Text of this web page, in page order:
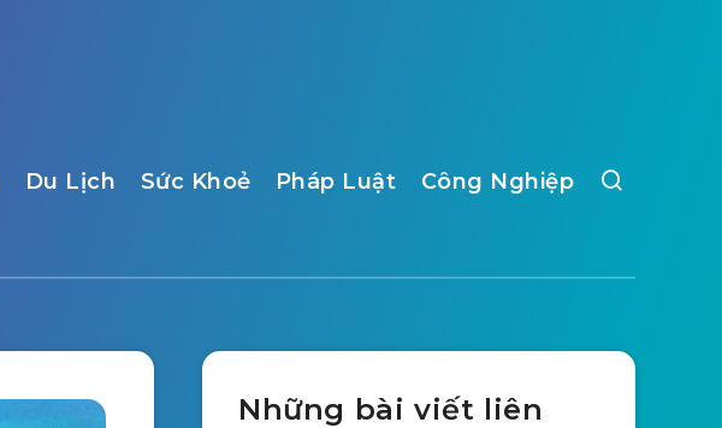
Du Lịch Sức Khoẻ Pháp Luật Công Nghiệp
Những bài viết liên